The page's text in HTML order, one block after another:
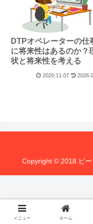
DTPオペレーターの仕
に将来性はあるのか？
状と将来性を考える
2020.11.07
Copyright © 2018 ピー
メニュー ホーム